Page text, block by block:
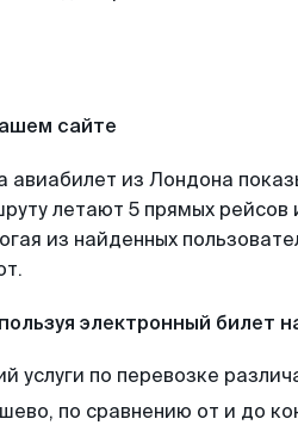
сайте
авиабилет из Лондона
летают 5 прямых рейсов
из найденных
электронный билет
услуги по перевозке
по сравнению от и до